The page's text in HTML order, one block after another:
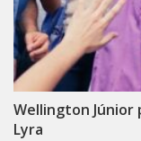
Wellington Júnior
Lyra